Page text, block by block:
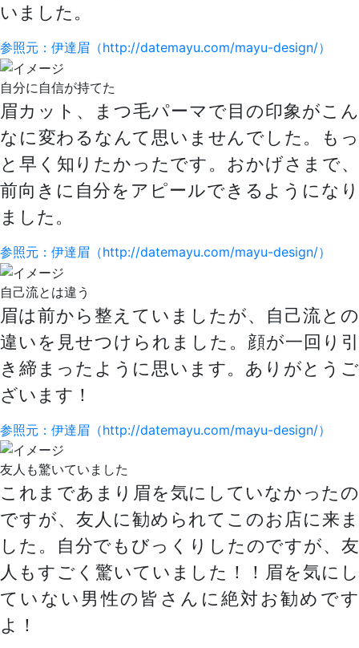
いました。
参照元：伊達眉（http://datemayu.com/mayu-design/）
自分に自信が持てた
眉カット、まつ毛パーマで目の印象がこん
なに変わるなんて思いませんでした。もっ
と早く知りたかったです。おかげさまで、
前向きに自分をアピールできるようになり
ました。
参照元：伊達眉（http://datemayu.com/mayu-design/）
自己流とは違う
眉は前から整えていましたが、自己流との
違いを見せつけられました。 顔が一回り引
き締まった ように思います。ありがとうご
ざいます！
参照元：伊達眉（http://datemayu.com/mayu-design/）
友人も驚いていました
これまであまり眉を気にしていなかったの
ですが、友人に勧められてこのお店に来ま
した。自分でもびっくりしたのですが、友
人もすごく驚いていました！！眉を気にし
ていない 男性の皆さんに絶対お勧め です
よ！